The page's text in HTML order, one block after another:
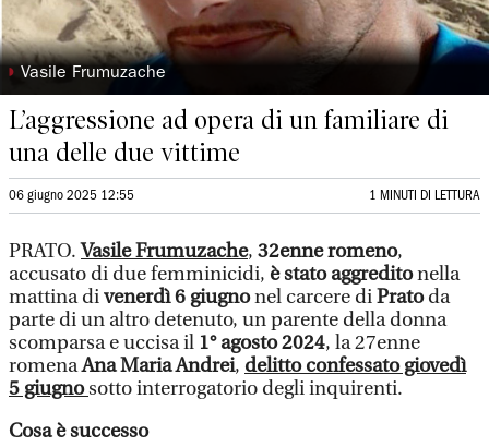
◗ Vasile Frumuzache
L’aggressione ad opera di un familiare di
una delle due vittime
06 giugno 2025 12:55 1 MINUTI DI LETTURA
PRATO.Vasile Frumuzache, 32enne romeno,
accusato di due femminicidi, è stato aggreditonella
mattina divenerdì 6 giugnonel carcere diPratoda
parte di un altro detenuto, un parente della donna
scomparsa e uccisa il 1° agosto 2024, la 27enne
romenaAna Maria Andrei, delitto confessato giovedì
5 giugnosotto interrogatorio degli inquirenti.
Cosa è successo